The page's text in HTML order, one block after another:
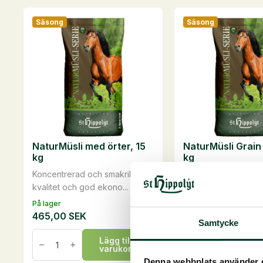
Samtycke
På lager
Säsong
Koncentrerad och smakrikHög
kvalitet och god ekono...
NaturMüsli med örter, 15
kg
465,00 SEK
NaturMüsli
med
Lägg till i
varukorg
Säsong
basfoderlusernfri oc...
NaturMüsli Grain
kg
Grain